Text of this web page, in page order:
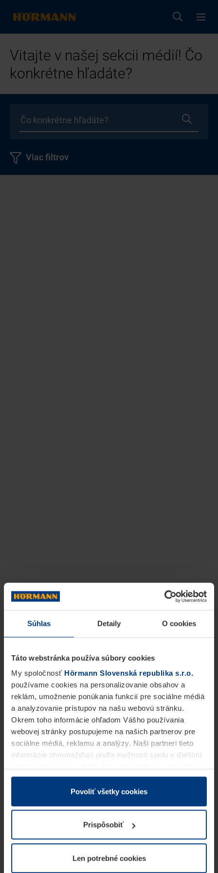
Súhlas Detaily O cookies
Táto webstránka používa súbory cookies
My spoločnosť Hörmann Slovenská republika s.r.o.
používame cookies na personalizovanie obsahov a
reklám, umožnenie ponúkania funkcií pre sociálne médiá
a analyzovanie prístupov na našu webovú stránku.
Okrem toho informácie ohľadom Vášho používania
webovej stránky postupujeme na našich partnerov pre
sociálne médiá, reklamu a analýzy. Naši partneri tieto
informácie zhromažďujú podľa možnosti spolu s ďalšími
v rámci Vášho využívania služieb.
Z právneho hľadiska môžeme cookies ukladať na Vašom
prevádzku tejto stránky. Pre všetky ostatné typy cookie
potrebujeme Vaše povolenie. Vaše povolenie môžete
kedykoľvek zmeniť alebo odvolať vo vysvetlení cookie
našej webovej stránky.
Povoliť všetky cookies
Prispôsobiť
Len potrebné cookies
Vitajte v našej sekcii médií! Čo
konkrétne hľadáte?
Viac filtrov